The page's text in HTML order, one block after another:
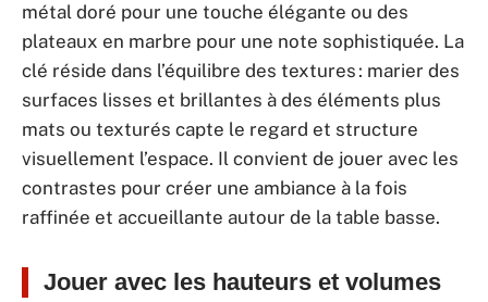
métal doré pour une touche élégante ou des
plateaux en marbre pour une note sophistiquée. La
clé réside dans l’équilibre des textures : marier des
surfaces lisses et brillantes à des éléments plus
mats ou texturés capte le regard et structure
visuellement l’espace. Il convient de jouer avec les
contrastes pour créer une ambiance à la fois
raffinée et accueillante autour de la table basse.
Jouer avec les hauteurs et volumes